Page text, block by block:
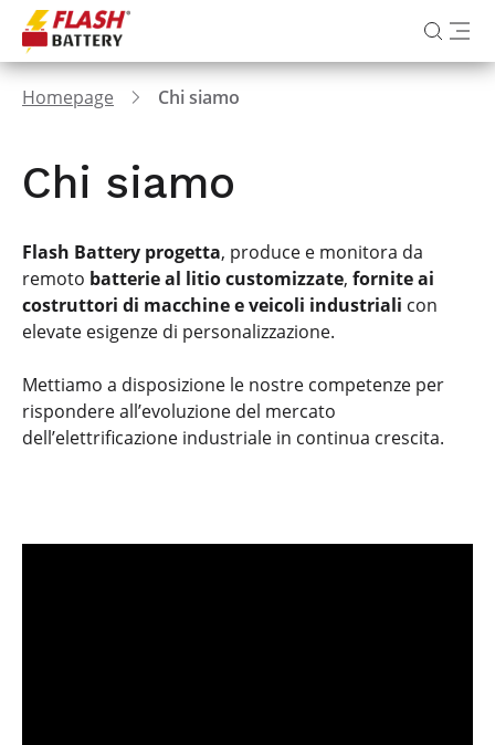
Homepage Chi siamo
Chi siamo
Flash Battery progetta, produce e monitora da
remoto batterie al litio customizzate, fornite ai
costruttori di macchine e veicoli industriali con
elevate esigenze di personalizzazione.
Mettiamo a disposizione le nostre competenze per
rispondere all’evoluzione del mercato
dell’elettrificazione industriale in continua crescita.